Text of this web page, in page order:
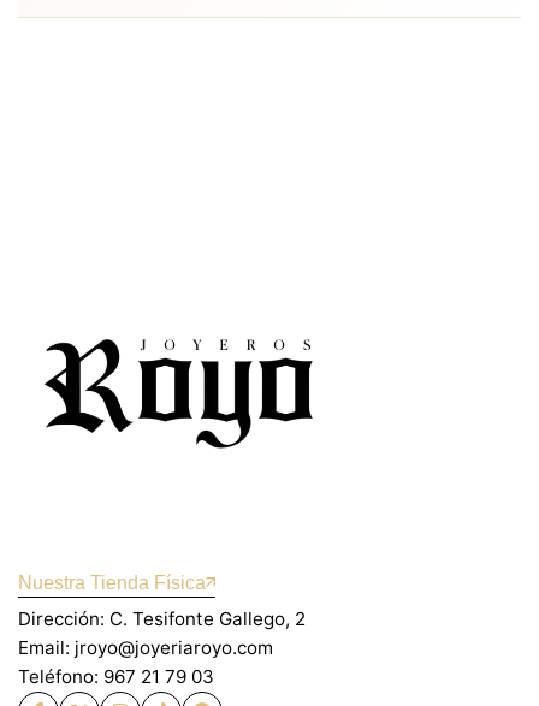
Nuestra Tienda Física
Dirección: C. Tesifonte Gallego, 2
Email: jroyo@joyeriaroyo.com
Teléfono: 967 21 79 03